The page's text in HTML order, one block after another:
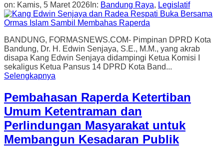
on: Kamis, 5 Maret 2026 In: Bandung Raya, Legislatif
BANDUNG, FORMASNEWS.COM- Pimpinan DPRD Kota
Bandung, Dr. H. Edwin Senjaya, S.E., M.M., yang akrab
disapa Kang Edwin Senjaya didampingi Ketua Komisi I
sekaligus Ketua Pansus 14 DPRD Kota Band...
Selengkapnya
Pembahasan Raperda Ketertiban
Umum Ketentraman dan
Perlindungan Masyarakat untuk
Membangun Kesadaran Publik